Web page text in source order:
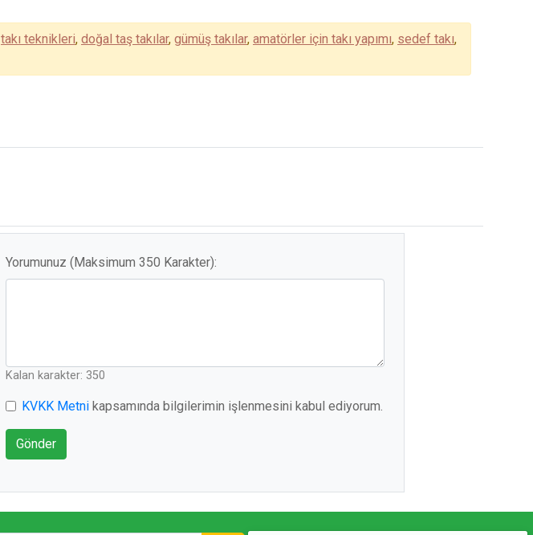
takı teknikleri, doğal taş takılar, gümüş takılar, amatörler için takı yapımı, sedef takı,
Yorumunuz (Maksimum 350 Karakter):
Kalan karakter: 350
KVKK Metni kapsamında bilgilerimin işlenmesini kabul ediyorum.
Gönder